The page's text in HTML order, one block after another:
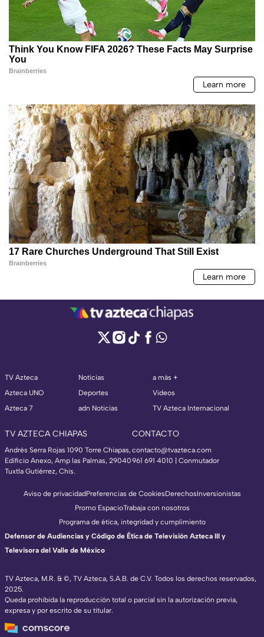
TV Azteca
Azteca UNO
Azteca 7
Noticias
Deportes
adn Noticias
a más +
Videos
TV Azteca Internacional
TV AZTECA CHIAPAS
Andrés Serra Rojas 1090 Torre Chiapas,
Edificio Anexo, Amp las Palmas, 29040
Tuxtla Gutiérrez, Chis.
CONTACTO
contacto@tvazteca.com
961 691 4010 | Conmutador
TV Azteca, M.R. & ©, TV Azteca, S.A.B. de C.V. Todos los derechos reservados,
2025.
Queda prohibida la reproducción total o parcial sin la autorización previa,
expresa y por escrito de su titular.
Aviso de privacidadPreferencias de CookiesDerechosInversionistas
Promo EspacioTrabaja con nosotros
Programa de ética, integridad y cumplimiento
Defensor de Audiencias y Código de Ética de Televisión Azteca III y
Televisora del Valle de México